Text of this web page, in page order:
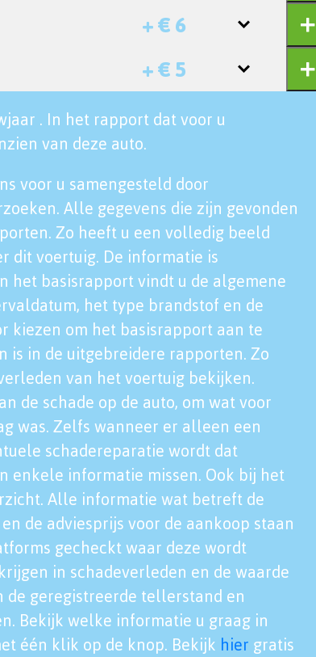
+ € 6
+ € 5
. In het rapport dat voor u
van deze auto.
voor u samengesteld door
Alle gegevens die zijn gevonden
Zo heeft u een volledig beeld
dit voertuig. De informatie is
het basisrapport vindt u de algemene
het type brandstof en de
kiezen om het basisrapport aan te
in de uitgebreidere rapporten. Zo
van het voertuig bekijken.
de schade op de auto, om wat voor
was. Zelfs wanneer er alleen een
schadereparatie wordt dat
enkele informatie missen. Ook bij het
Alle informatie wat betreft de
de adviesprijs voor de aankoop staan
gecheckt waar deze wordt
in schadeverleden en de waarde
de geregistreerde tellerstand en
Bekijk welke informatie u graag in
één klik op de knop. Bekijk hier gratis